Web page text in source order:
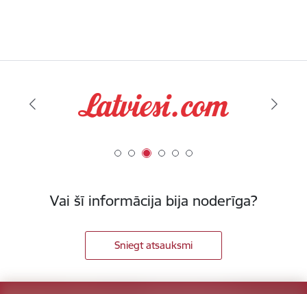
Vai šī informācija bija noderīga?
Sniegt atsauksmi